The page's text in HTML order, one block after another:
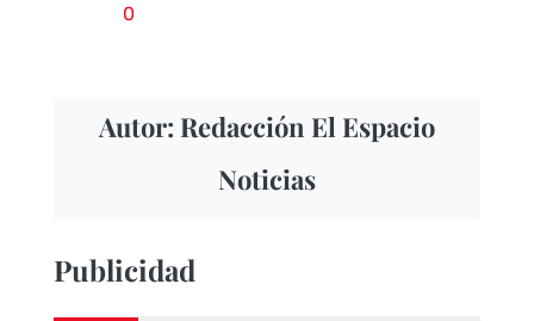
0
Autor: Redacción El Espacio
Noticias
Publicidad